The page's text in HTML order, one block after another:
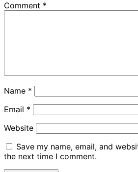
Comment *
Name *
Email *
Website
Save my name, email, and
the next time I comment.